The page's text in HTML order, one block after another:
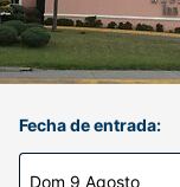
Fecha de entrada:
Dom 9 Agosto